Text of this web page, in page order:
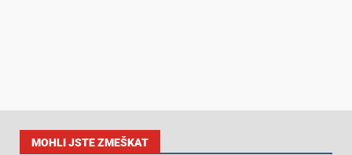
MOHLI JSTE ZMEŠKAT